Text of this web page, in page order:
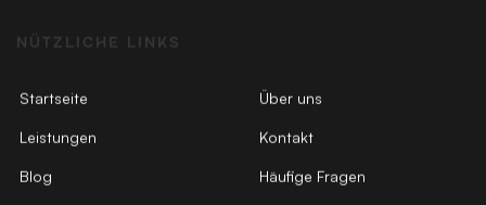
NÜTZLICHE LINKS
Startseite
Leistungen
Blog
Über uns
Kontakt
Häufige Fragen